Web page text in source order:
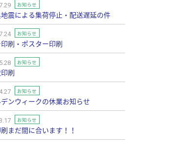
お知らせ
震による集荷停止・配送遅延の件
お知らせ
刷・ポスター印刷
お知らせ
刷
お知らせ
ンウィークの休業お知らせ
お知らせ
まだ間に合います！！